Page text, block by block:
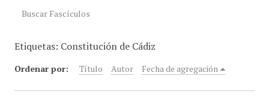
Buscar Fascículos
Etiquetas: Constitución de Cádiz
Ordenar por: Título Autor Fecha de agregación